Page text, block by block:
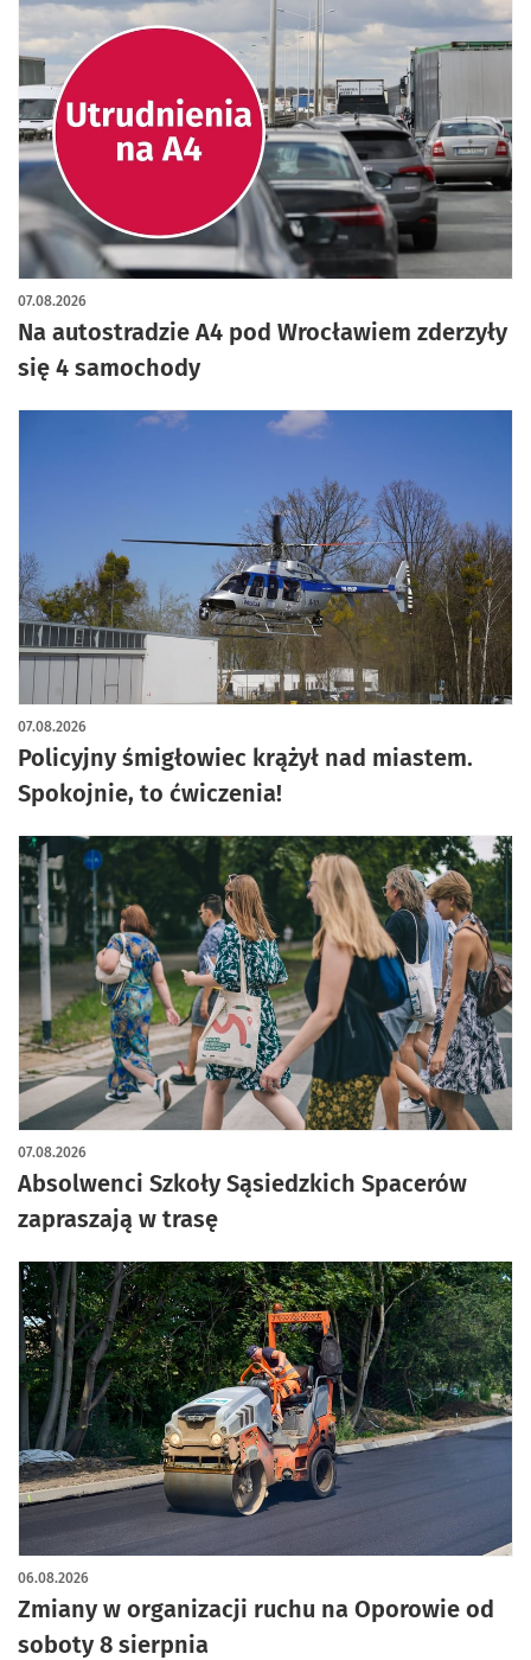
Na autostradzie A4 pod Wrocławiem zderzyły
się 4 samochody
07.08.2026
Policyjny śmigłowiec krążył nad miastem.
Spokojnie, to ćwiczenia!
07.08.2026
Absolwenci Szkoły Sąsiedzkich Spacerów
zapraszają w trasę
07.08.2026
Zmiany w organizacji ruchu na Oporowie od
soboty 8 sierpnia
06.08.2026